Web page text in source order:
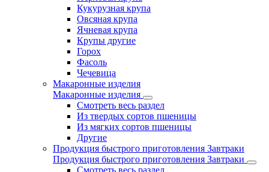
Кукурузная крупа
Овсяная крупа
Ячневая крупа
Крупы другие
Горох
Фасоль
Чечевица
Макаронные изделия
Макаронные изделия
Смотреть весь раздел
Из твердых сортов пшеницы
Из мягких сортов пшеницы
Другие
Продукция быстрого приготовления Завтраки
Продукция быстрого приготовления Завтраки
Смотреть весь раздел